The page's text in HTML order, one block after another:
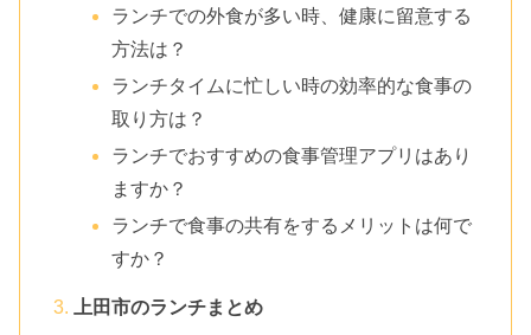
ランチでの外食が多い時、健康に留意する
方法は？
ランチタイムに忙しい時の効率的な食事の
取り方は？
ランチでおすすめの食事管理アプリはあり
ますか？
ランチで食事の共有をするメリットは何で
すか？
上田市のランチまとめ